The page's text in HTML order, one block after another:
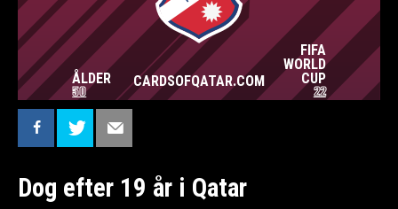
ÅLDER
50
FIFA
WORLD
CUP
22
CARDSOFQATAR.COM
HAN VAR SJUK. NU STÅR VI UTAN
FÖRSÖRJNING OCH JAG TROR ALLA KAN
FÖRSTÅ VAD DET KOMMER ATT LEDA TILL.
— berättat för blankspot
CARDSOFQATAR.COM
Dog efter 19 år i Qatar